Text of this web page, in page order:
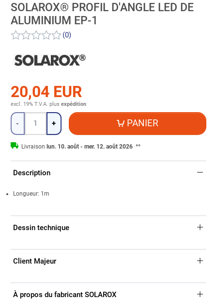
SOLAROX® PROFIL D'ANGLE LED DE
ALUMINIUM EP-1
(0)
20,04 EUR
excl. 19% T.V.A. plus expédition
Quantité
- + PANIER
Livraison lun. 10. août - mer. 12. août 2026 **
Description
Longueur: 1m
Dessin technique
Client Majeur
À propos du fabricant SOLAROX